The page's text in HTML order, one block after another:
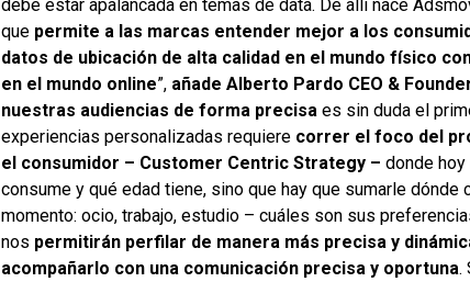
debe estar apalancada en temas de data. De allí nace
que permite a las marcas entender mejor a los
datos de ubicación de alta calidad en el mundo físico
en el mundo online”, añade Alberto Pardo CEO &
nuestras audiencias de forma precisa es sin duda el
experiencias personalizadas requiere correr el foco del
el consumidor – Customer Centric Strategy – donde hoy
consume y qué edad tiene, sino que hay que sumarle dónde
momento: ocio, trabajo, estudio – cuáles son sus
nos permitirán perfilar de manera más precisa y
acompañarlo con una comunicación precisa y oportuna.